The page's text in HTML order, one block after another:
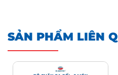
SẢN PHẨM LIÊN